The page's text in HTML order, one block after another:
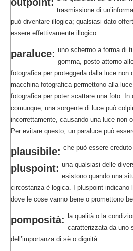
trasmissione di
può diventare illogica; qualsiasi dato
essere effettivamente illogico.
paraluce: uno schermo a forma di
gomma, posto attorno
fotografica per proteggerla dalla luce non
macchina fotografica permettono alla
fotografica per poter scattare una foto. In
comunque, una sorgente di luce può
incorrettamente, causando una luce non
Per evitare questo, un paraluce può
plausibile: che può essere
pluspoint: una qualsiasi delle
esistono quando una
circostanza è logica. I pluspoint indicano
dove le cose vanno bene o promettono
pomposità: la qualità o la
caratterizzata da uno
dell’importanza di sè o dignità.